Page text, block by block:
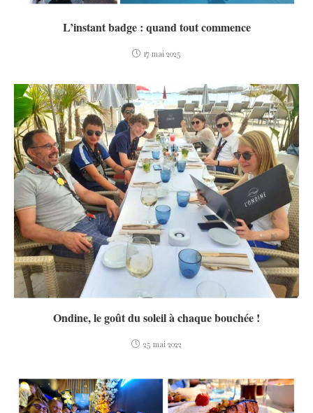
L’instant badge : quand tout commence
17 mai 2025
Ondine, le goût du soleil à chaque bouchée !
25 mai 2022